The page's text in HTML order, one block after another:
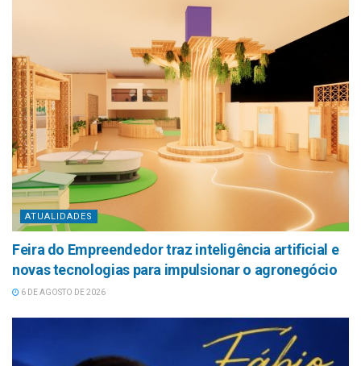
ATUALIDADES
Feira do Empreendedor traz inteligência artificial e
novas tecnologias para impulsionar o agronegócio
6 DE AGOSTO DE 2026